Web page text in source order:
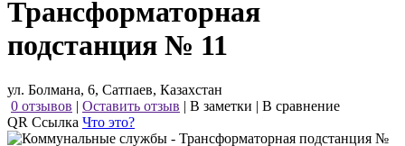
Трансформаторная
подстанция № 11
ул. Болмана, 6, Сатпаев, Казахстан
0 отзывов | Оставить отзыв | В заметки | В сравнение
QR Ссылка Что это?